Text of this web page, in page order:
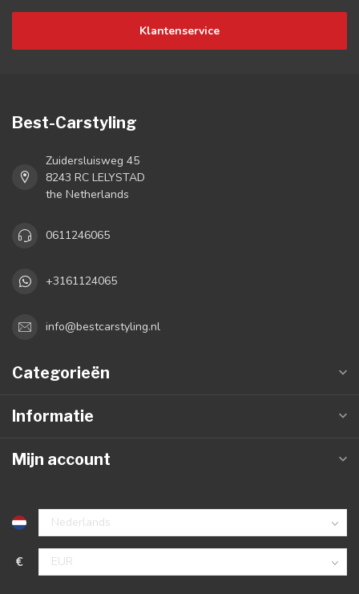
Klantenservice
Best-Carstyling
Zuidersluisweg 45
8243 RC LELYSTAD
the Netherlands
0611246065
+3161124065
info@bestcarstyling.nl
Categorieën
Informatie
Mijn account
€